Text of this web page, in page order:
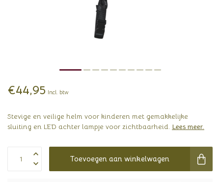
€44,95 Incl. btw
Stevige en veilige helm voor kinderen met gemakkelijke
sluiting en LED achter lampje voor zichtbaarheid. Lees meer.
Toevoegen aan winkelwagen